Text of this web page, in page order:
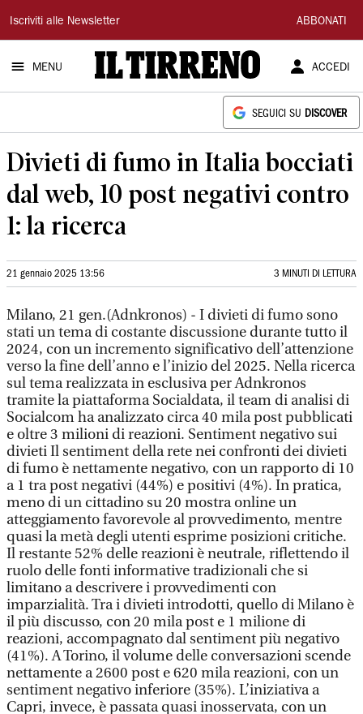
Il
Tirreno
Iscriviti alle Newsletter ABBONATI
MENU ACCEDI
SEGUICI SU DISCOVER
Divieti di fumo in Italia bocciati
dal web, 10 post negativi contro
1: la ricerca
21 gennaio 2025 13:56 3 MINUTI DI LETTURA
Milano, 21 gen.(Adnkronos) - I divieti di fumo sono
stati un tema di costante discussione durante tutto il
2024, con un incremento significativo dell’attenzione
verso la fine dell’anno e l’inizio del 2025. Nella ricerca
sul tema realizzata in esclusiva per Adnkronos
tramite la piattaforma Socialdata, il team di analisi di
Socialcom ha analizzato circa 40 mila post pubblicati
e oltre 3 milioni di reazioni. Sentiment negativo sui
divieti Il sentiment della rete nei confronti dei divieti
di fumo è nettamente negativo, con un rapporto di 10
a 1 tra post negativi (44%) e positivi (4%). In pratica,
meno di un cittadino su 20 mostra online un
atteggiamento favorevole al provvedimento, mentre
quasi la metà degli utenti esprime posizioni critiche.
Il restante 52% delle reazioni è neutrale, riflettendo il
ruolo delle fonti informative tradizionali che si
limitano a descrivere i provvedimenti con
imparzialità. Tra i divieti introdotti, quello di Milano è
il più discusso, con 20 mila post e 1 milione di
reazioni, accompagnato dal sentiment più negativo
(41%). A Torino, il volume delle conversazioni scende
nettamente a 2600 post e 620 mila reazioni, con un
sentiment negativo inferiore (35%). L’iniziativa a
Capri, invece, è passata quasi inosservata, con un